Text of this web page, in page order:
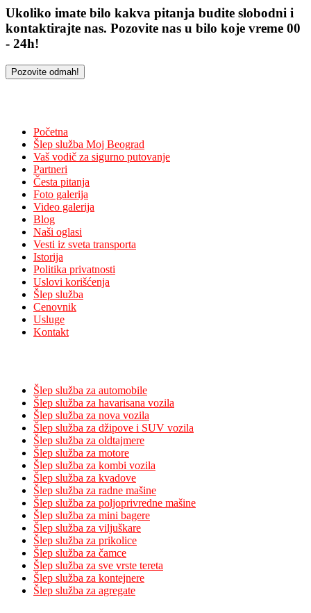
Ukoliko imate bilo kakva pitanja budite slobodni i
kontaktirajte nas. Pozovite nas u bilo koje vreme 00
- 24h!
Pozovite odmah!
Početna
Šlep služba Moj Beograd
Vaš vodič za sigurno putovanje
Partneri
Česta pitanja
Foto galerija
Video galerija
Blog
Naši oglasi
Vesti iz sveta transporta
Istorija
Politika privatnosti
Uslovi korišćenja
Šlep služba
Cenovnik
Usluge
Kontakt
Šlep služba za automobile
Šlep služba za havarisana vozila
Šlep služba za nova vozila
Šlep služba za džipove i SUV vozila
Šlep služba za oldtajmere
Šlep služba za motore
Šlep služba za kombi vozila
Šlep služba za kvadove
Šlep služba za radne mašine
Šlep služba za poljoprivredne mašine
Šlep služba za mini bagere
Šlep služba za viljuškare
Šlep služba za prikolice
Šlep služba za čamce
Šlep služba za sve vrste tereta
Šlep služba za kontejnere
Šlep služba za agregate